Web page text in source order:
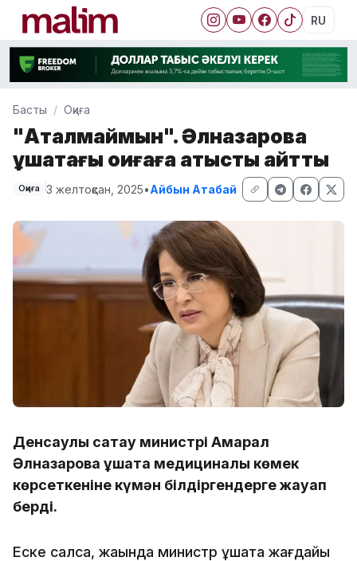
RU
Басты Оқиға
"Ақталмаймын". Әлназарова
ұшақтағы оқиғаға қатысты айтты
Оқиға 3 желтоқсан, 2025•Айбын Атабай
Денсаулық сақтау министрі Ақмарал
Әлназарова ұшақта медициналық көмек
көрсеткеніне күмән білдіргендерге жауап
берді.
Еске салсақ, жақында министр ұшақта жағдайы